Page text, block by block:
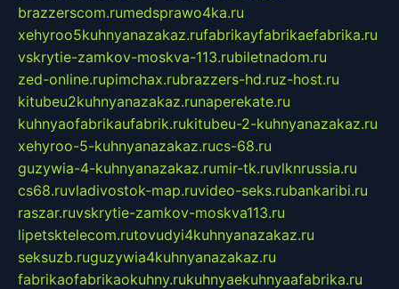
brazzerscom.rumedsprawo4ka.ru
xehyroo5kuhnyanazakaz.rufabrikayfabrikaefabrika.ru
vskrytie-zamkov-moskva-113.rubiletnadom.ru
zed-online.rupimchax.rubrazzers-hd.ruz-host.ru
kitubeu2kuhnyanazakaz.runaperekate.ru
kuhnyaofabrikaufabrik.rukitubeu-2-kuhnyanazakaz.ru
xehyroo-5-kuhnyanazakaz.rucs-68.ru
guzywia-4-kuhnyanazakaz.rumir-tk.ruvlknrussia.ru
cs68.ruvladivostok-map.ruvideo-seks.rubankaribi.ru
raszar.ruvskrytie-zamkov-moskva113.ru
lipetsktelecom.rutovudyi4kuhnyanazakaz.ru
seksuzb.ruguzywia4kuhnyanazakaz.ru
fabrikaofabrikaokuhny.rukuhnyaekuhnyaafabrika.ru